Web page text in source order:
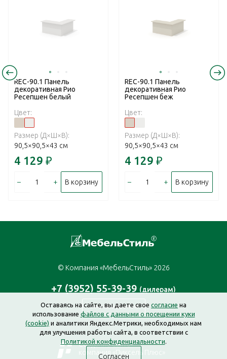
REC-90.1 Панель
декоративная Рио
Ресепшен белый
Цвет:
Размер (Д×Ш×В):
90,5×90,5×43 см
4 129 ₽
– + В корзину
REC-90.1 Панель
декоративная Рио
Ресепшен беж
Цвет:
Размер (Д×Ш×В):
90,5×90,5×43 см
4 129 ₽
– + В корзину
© Компания «МебельСтиль» 2026
+7 (3952) 55-39-39 (дилерам)
Заказать звонок
Создание сайта —
компания «Пиксель Плюс»
Оставаясь на сайте, вы даете свое согласие на
использование файлов с данными о посещении куки
(cookie) и аналитики Яндекс.Метрики, необходимых нам
для улучшения работы сайта, в соответствии с
Политикой конфиденциальности.
Согласен